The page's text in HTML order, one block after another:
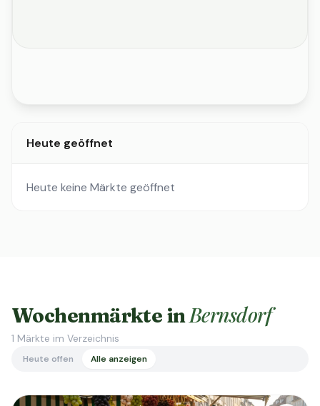
Heute geöffnet
Heute keine Märkte geöffnet
Wochenmärkte inBernsdorf
1 Märkte im Verzeichnis
Heute offen Alle anzeigen